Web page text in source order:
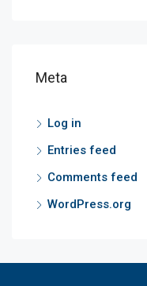
Meta
Log in
Entries feed
Comments feed
WordPress.org